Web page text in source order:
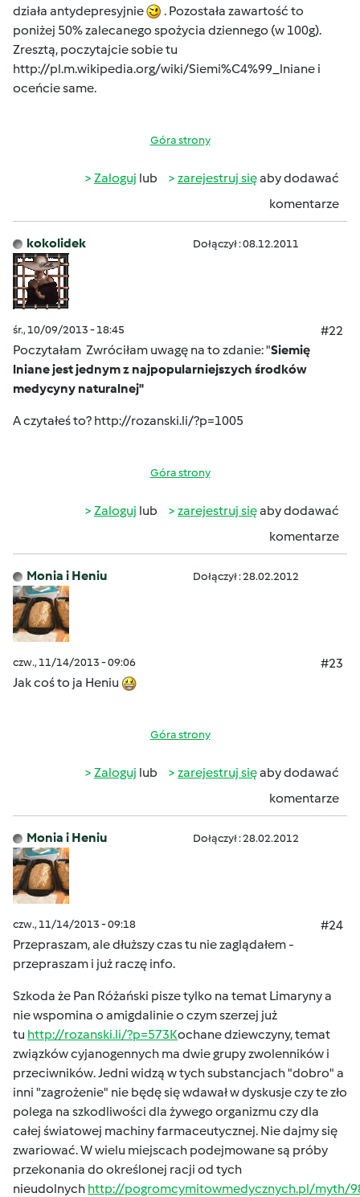
działa antydepresyjnie
. Pozostała zawartość to
poniżej 50% zalecanego spożycia dziennego (w 100g).
Zresztą, poczytajcie sobie tu
http://pl.m.wikipedia.org/wiki/Siemi%C4%99_lniane i
oceńcie same.
Góra strony
Zaloguj lub zarejestruj sięaby dodawać
komentarze
kokolidek Dołączył : 08.12.2011
śr., 10/09/2013 - 18:45
#22
Poczytałam Zwróciłam uwagę na to zdanie: "Siemię
lniane jest jednym z najpopularniejszych środków
medycyny naturalnej"
A czytałeś to? http://rozanski.li/?p=1005
Góra strony
Zaloguj lub zarejestruj sięaby dodawać
komentarze
Monia i Heniu Dołączył : 28.02.2012
czw., 11/14/2013 - 09:06
#23
Jak coś to ja Heniu
Góra strony
Zaloguj lub zarejestruj sięaby dodawać
komentarze
Monia i Heniu Dołączył : 28.02.2012
czw., 11/14/2013 - 09:18
#24
Przepraszam, ale dłuższy czas tu nie zaglądałem -
przepraszam i już raczę info.
Szkoda że Pan Różański pisze tylko na temat Limaryny a
nie wspomina o amigdalinie o czym szerzej już
tu http://rozanski.li/?p=573Kochane dziewczyny, temat
związków cyjanogennych ma dwie grupy zwolenników i
przeciwników. Jedni widzą w tych substancjach "dobro" a
inni "zagrożenie" nie będę się wdawał w dyskusje czy te zło
polega na szkodliwości dla żywego organizmu czy dla
całej światowej machiny farmaceutycznej. Nie dajmy się
zwariować. W wielu miejscach podejmowane są próby
przekonania do określonej racji od tych
nieudolnych http://pogromcymitowmedycznych.pl/myth/